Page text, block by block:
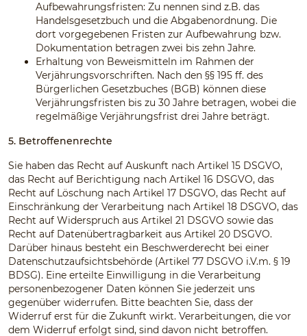
Aufbewahrungsfristen: Zu nennen sind z.B. das
Handelsgesetzbuch und die Abgabenordnung. Die
dort vorgegebenen Fristen zur Aufbewahrung bzw.
Dokumentation betragen zwei bis zehn Jahre.
Erhaltung von Beweismitteln im Rahmen der
Verjährungsvorschriften. Nach den §§ 195 ff. des
Bürgerlichen Gesetzbuches (BGB) können diese
Verjährungsfristen bis zu 30 Jahre betragen, wobei die
regelmäßige Verjährungsfrist drei Jahre beträgt.
5. Betroffenenrechte
Sie haben das Recht auf Auskunft nach Artikel 15 DSGVO,
das Recht auf Berichtigung nach Artikel 16 DSGVO, das
Recht auf Löschung nach Artikel 17 DSGVO, das Recht auf
Einschränkung der Verarbeitung nach Artikel 18 DSGVO, das
Recht auf Widerspruch aus Artikel 21 DSGVO sowie das
Recht auf Datenübertragbarkeit aus Artikel 20 DSGVO.
Darüber hinaus besteht ein Beschwerderecht bei einer
Datenschutzaufsichtsbehörde (Artikel 77 DSGVO i.V.m. § 19
BDSG). Eine erteilte Einwilligung in die Verarbeitung
personenbezogener Daten können Sie jederzeit uns
gegenüber widerrufen. Bitte beachten Sie, dass der
Widerruf erst für die Zukunft wirkt. Verarbeitungen, die vor
dem Widerruf erfolgt sind, sind davon nicht betroffen.